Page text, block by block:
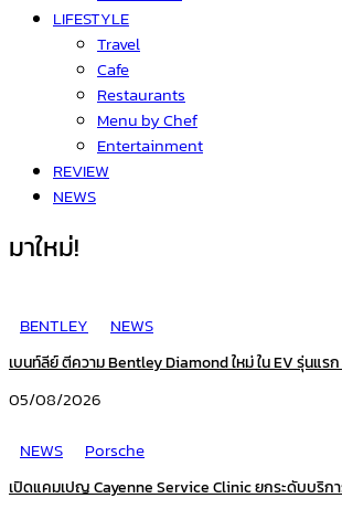
LIFESTYLE
Travel
Cafe
Restaurants
Menu by Chef
Entertainment
REVIEW
NEWS
มาใหม่!
BENTLEY NEWS
เบนท์ลีย์ ตีความ Bentley Diamond ใหม่ ใน EV รุ่นแร
05/08/2026
NEWS
Porsche
เปิดแคมเปญ Cayenne Service Clinic ยกระดับบริก